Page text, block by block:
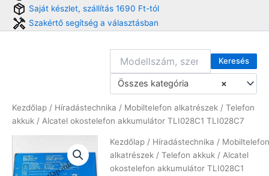
Saját készlet, szállítás 1690 Ft-tól
Szakértő segítség a választásban
Keresés
×
Összes kategória
Kezdőlap / Híradástechnika / Mobiltelefon alkatrészek / Telefon
akkuk / Alcatel okostelefon akkumulátor TLI028C1 TLI028C7
Kezdőlap / Híradástechnika /
alkatrészek /Telefon akkuk / Alcatel
okostelefon akkumulátor TLI028C1